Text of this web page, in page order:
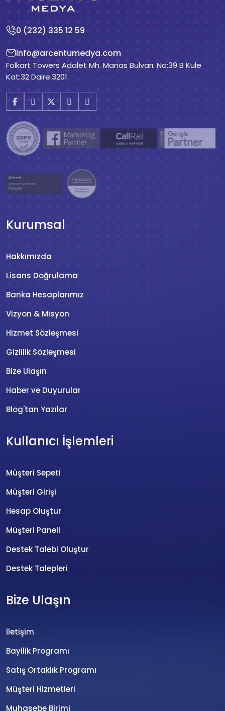
0 (232) 335 12 59
info@arcentumedya.com
Folkart Towers Adalet Mh. Manas Bulvarı. No:39 B Kule
Kat:32 Daire:3201
Kurumsal
Hakkımızda
Lisans Doğrulama
Banka Hesaplarımız
Vizyon & Misyon
Hizmet Sözleşmesi
Gizlilik Sözleşmesi
Bize Ulaşın
Haber ve Duyurular
Blog'tan Yazılar
Kullanıcı İşlemleri
Müşteri Sepeti
Müşteri Girişi
Hesap Oluştur
Müşteri Paneli
Destek Talebi Oluştur
Destek Talepleri
Bize Ulaşın
İletişim
Bayilik Programı
Satış Ortaklık Programı
Müşteri Hizmetleri
Muhasebe Birimi